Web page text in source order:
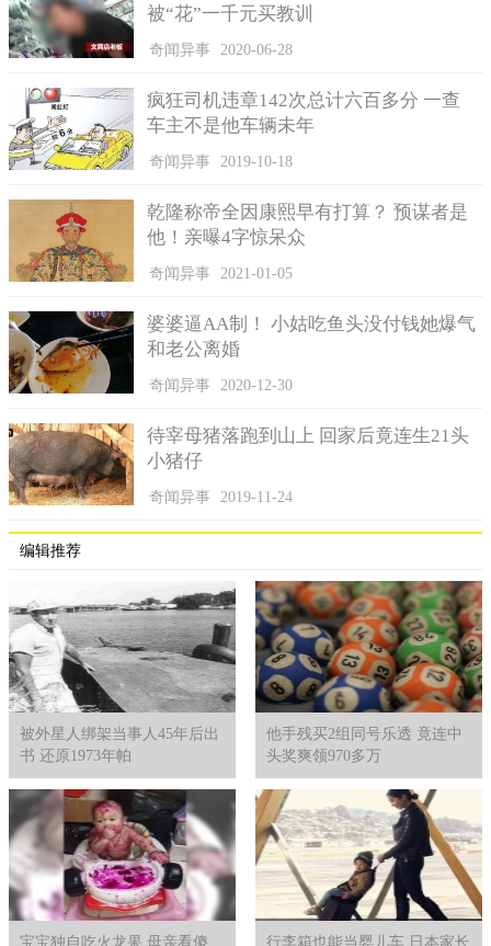
被“花”一千元买教训
奇闻异事 2020-06-28
疯狂司机违章142次总计六百多分 一查
车主不是他车辆未年
奇闻异事 2019-10-18
乾隆称帝全因康熙早有打算？ 预谋者是
他！亲曝4字惊呆众
奇闻异事 2021-01-05
婆婆逼AA制！ 小姑吃鱼头没付钱她爆气
和老公离婚
奇闻异事 2020-12-30
待宰母猪落跑到山上 回家后竟连生21头
小猪仔
奇闻异事 2019-11-24
编辑推荐
被外星人绑架当事人45年后出
书 还原1973年帕
他手残买2组同号乐透 竟连中
头奖爽领970多万
宝宝独自吃火龙果 母亲看傻 行李箱也能当婴儿车 日本家长